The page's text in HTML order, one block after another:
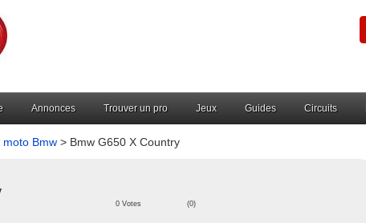
Annonces Trouver un pro Jeux Guides Circuits
Bmw > Bmw G650 X Country
0 Votes (0)